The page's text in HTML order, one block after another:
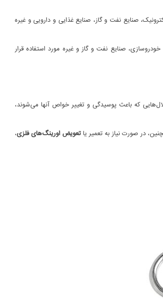
صنایع نفت و گاز، صنایع غذایی و دارویی و غیره
صنایع نفت و گاز و غیره مورد استفاده قرار
که باعث پوسیدگی و تغییر خواص آنها می‌شوند،
در صورت نیاز به تعمیر یاتعویض اورینگ‌های فلزی،